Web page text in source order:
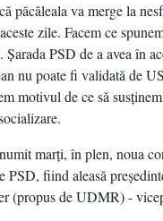
păcăleala va merge la
zile. Facem ce
Şarada PSD de a avea în
nu poate fi validată de
motivul de ce să
marţi, în plen, noua
PSD, fiind aleasă
(propus de UDMR) -